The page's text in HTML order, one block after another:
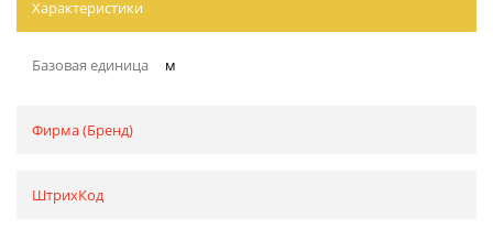
Характеристики
Базовая единица м
Фирма (Бренд)
ШтрихКод